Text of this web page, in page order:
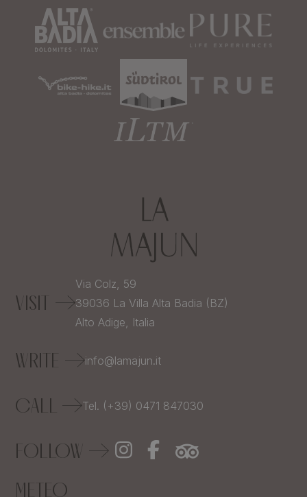
VISIT
Via Colz, 59
39036 La Villa Alta Badia (BZ)
Alto Adige, Italia
WRITE info@lamajun.it
CALL Tel. (+39) 0471 847030
FOLLOW
METEO